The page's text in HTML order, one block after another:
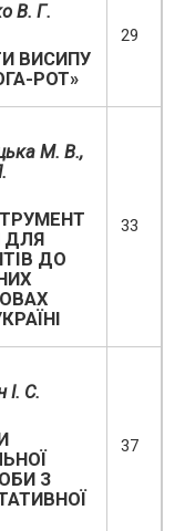
В. Г.
ВИСИПУ
РОТ»
29
М. В.,
ДЛЯ
ДО
33
І. С.
З
37